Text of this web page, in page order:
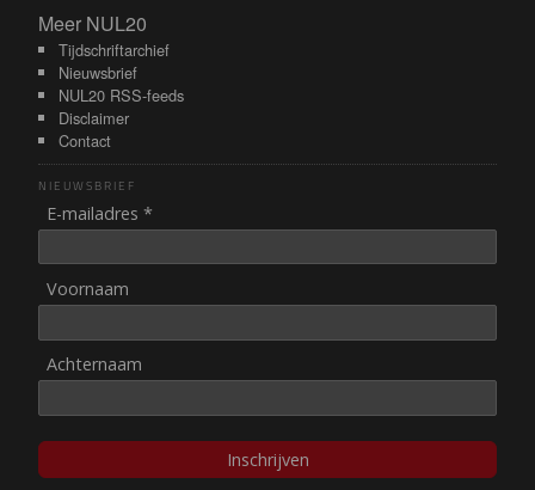
Meer NUL20
Meer NUL20
Tijdschriftarchief
Nieuwsbrief
NUL20 RSS-feeds
Disclaimer
Contact
NIEUWSBRIEF
E-mailadres *
Voornaam
Achternaam
Inschrijven